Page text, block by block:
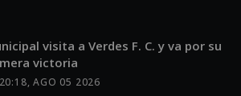
visita a Verdes F. C. y va por su
victoria
20:18, AGO 05 2026